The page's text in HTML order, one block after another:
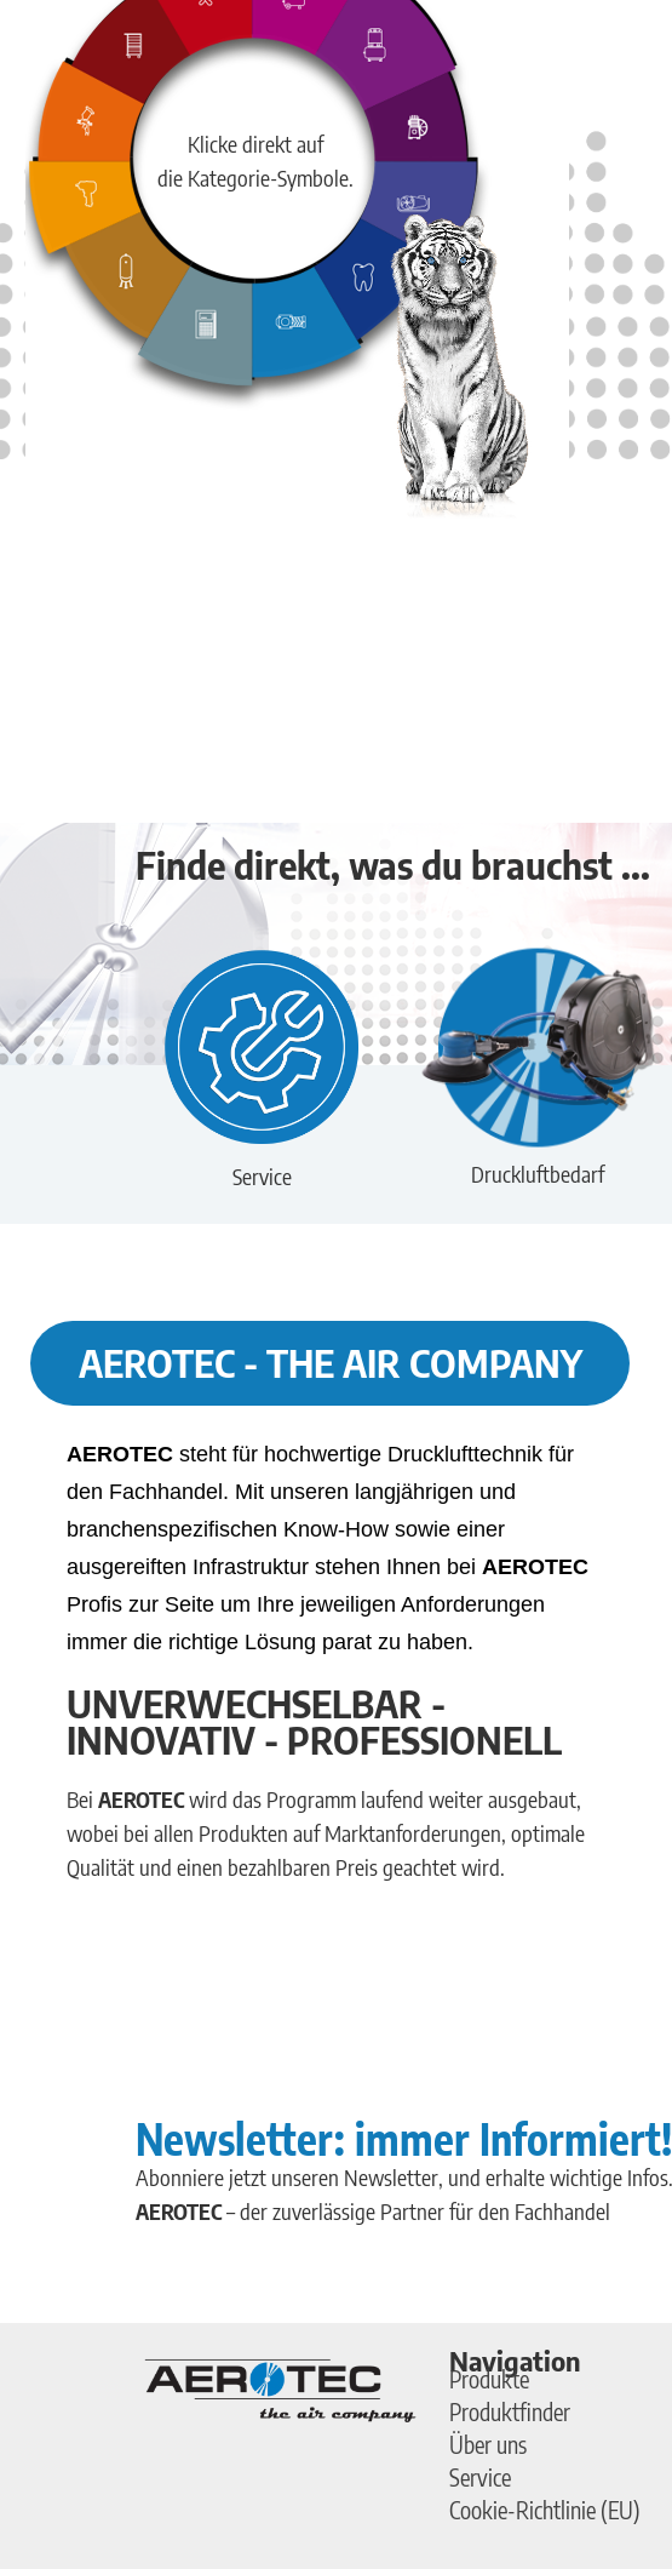
Klicke direkt auf
die Kategorie-Symbole.
Finde direkt, was du brauchst ...
Service Druckluftbedarf
AEROTEC - THE AIR COMPANY
AEROTEC steht für hochwertige Drucklufttechnik für
den Fachhandel. Mit unseren langjährigen und
branchenspezifischen Know-How sowie einer
ausgereiften Infrastruktur stehen Ihnen bei AEROTEC
Profis zur Seite um Ihre jeweiligen Anforderungen
immer die richtige Lösung parat zu haben.
UNVERWECHSELBAR -
INNOVATIV - PROFESSIONELL
Bei AEROTECwird das Programm laufend weiter ausgebaut,
wobei bei allen Produkten auf Marktanforderungen, optimale
Qualität und einen bezahlbaren Preis geachtet wird.
Newsletter: immer Informiert!
Abonniere jetzt unseren Newsletter, und erhalte wichtige Infos.
AEROTEC– der zuverlässige Partner für den Fachhandel
Navigation
Produkte
Produktfinder
Über uns
Service
Cookie-Richtlinie (EU)